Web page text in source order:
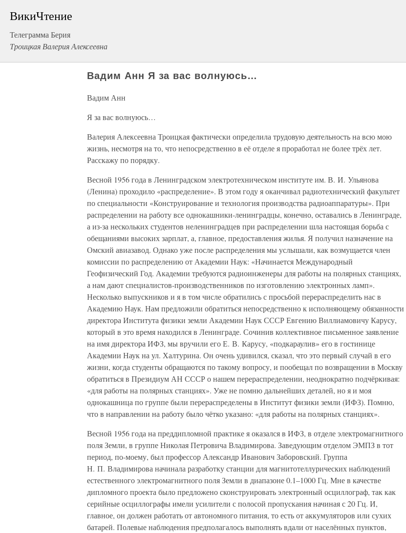
ВикиЧтение
Телеграмма Берия
Троицкая Валерия Алексеевна
Вадим Анн Я за вас волнуюсь…
Вадим Анн
Я за вас волнуюсь…
Валерия Алексеевна Троицкая фактически определила трудовую деятельность на всю мою
жизнь, несмотря на то, что непосредственно в её отделе я проработал не более трёх лет.
Расскажу по порядку.
Весной 1956 года в Ленинградском электротехническом институте им. В. И. Ульянова
(Ленина) проходило «распределение». В этом году я оканчивал радиотехнический факультет
по специальности «Конструирование и технология производства радиоаппаратуры». При
распределении на работу все однокашники-ленинградцы, конечно, оставались в Ленинграде,
а из-за нескольких студентов неленинградцев при распределении шла настоящая борьба с
обещаниями высоких зарплат, а, главное, предоставления жилья. Я получил назначение на
Омский авиазавод. Однако уже после распределения мы услышали, как возмущается член
комиссии по распределению от Академии Наук: «Начинается Международный
Геофизический Год. Академии требуются радиоинженеры для работы на полярных станциях,
а нам дают специалистов-производственников по изготовлению электронных ламп».
Несколько выпускников и я в том числе обратились с просьбой перераспределить нас в
Академию Наук. Нам предложили обратиться непосредственно к исполняющему обязанности
директора Института физики земли Академии Наук СССР Евгению Виллиамовичу Карусу,
который в это время находился в Ленинграде. Сочинив коллективное письменное заявление
на имя директора ИФЗ, мы вручили его Е. В. Карусу, «подкараулив» его в гостинице
Академии Наук на ул. Халтурина. Он очень удивился, сказал, что это первый случай в его
жизни, когда студенты обращаются по такому вопросу, и пообещал по возвращении в Москву
обратиться в Президиум АН СССР о нашем перераспределении, неоднократно подчёркивая:
«для работы на полярных станциях». Уже не помню дальнейших деталей, но я и моя
однокашница по группе были перераспределены в Институт физики земли (ИФЗ). Помню,
что в направлении на работу было чётко указано: «для работы на полярных станциях».
Весной 1956 года на преддипломной практике я оказался в ИФЗ, в отделе электромагнитного
поля Земли, в группе Николая Петровича Владимирова. Заведующим отделом ЭМПЗ в тот
период, по-моему, был профессор Александр Иванович Заборовский. Группа
Н. П. Владимирова начинала разработку станции для магнитотеллурических наблюдений
естественного электромагнитного поля Земли в диапазоне 0.1–1000 Гц. Мне в качестве
дипломного проекта было предложено сконструировать электронный осциллограф, так как
серийные осциллографы имели усилители с полосой пропускания начиная с 20 Гц. И,
главное, он должен работать от автономного питания, то есть от аккумуляторов или сухих
батарей. Полевые наблюдения предполагалось выполнять вдали от населённых пунктов,